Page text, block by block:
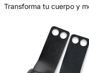
Transforma tu cuerpo y